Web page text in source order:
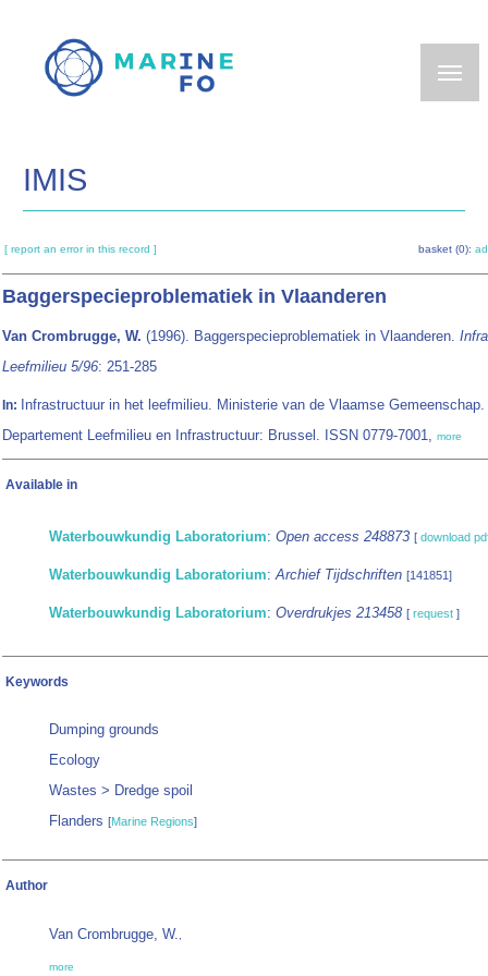
main
IMIS
[ report an error in this record ] basket (0):
Baggerspecieproblematiek in Vlaanderen
Van Crombrugge, W. (1996). Baggerspecieproblematiek in Vlaanderen.
Leefmilieu 5/96: 251-285
In:
Infrastructuur in het leefmilieu. Ministerie van de Vlaamse Gemeenschap.
Departement Leefmilieu en Infrastructuur: Brussel. ISSN 0779-7001, more
Available in
Waterbouwkundig Laboratorium: Open access 248873 [ download
Waterbouwkundig Laboratorium:Archief Tijdschriften [141851]
Waterbouwkundig Laboratorium: Overdrukjes 213458 [ request ]
Keywords
Dumping grounds
Ecology
Wastes > Dredge spoil
Flanders [Marine Regions]
Author
Van Crombrugge, W.,
more